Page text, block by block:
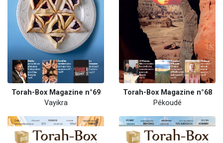
Torah-Box Magazine n°69
Vayikra
Torah-Box Magazine n°68
Pékoudé